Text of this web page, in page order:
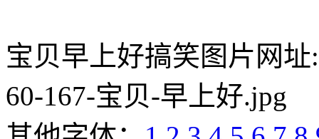
宝贝早上好搞笑图片网址
60-167-宝贝-早上好.jpg